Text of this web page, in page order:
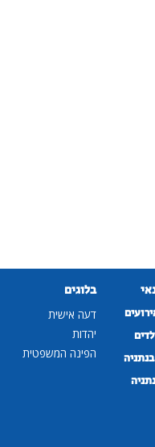
בלוגים
דעה אישית
יהדות
הפינה המשפטית